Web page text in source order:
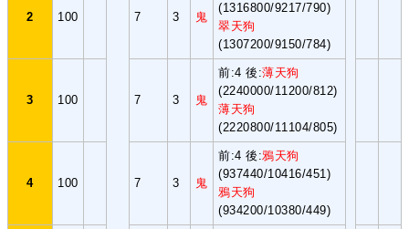
2 100 7 3 鬼
(1316800/9217/790)
翠天狗
(1307200/9150/784)
3 100 7 3 鬼
前:4 後:薄天狗
(2240000/11200/812)
薄天狗
(2220800/11104/805)
4 100 7 3 鬼
前:4 後:鴉天狗
(937440/10416/451)
鴉天狗
(934200/10380/449)